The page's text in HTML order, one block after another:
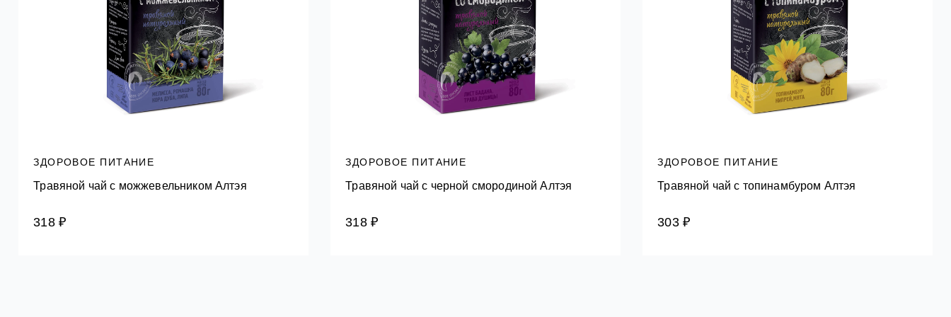
ЗДОРОВОЕ ПИТАНИЕ
Травяной чай с можжевельником Алтэя
318 ₽
ЗДОРОВОЕ ПИТАНИЕ
Травяной чай с черной смородиной Алтэя
318 ₽
ЗДОРОВОЕ ПИТАНИЕ
Травяной чай с топинамбуром Алтэя
303 ₽